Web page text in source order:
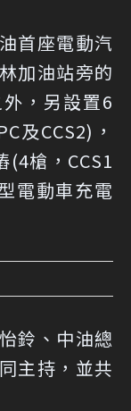
首座電動汽
加油站旁的
，另設置6
及CCS2)，
(4槍，CCS1
電動車充電
鈴、中油總
主持，並共